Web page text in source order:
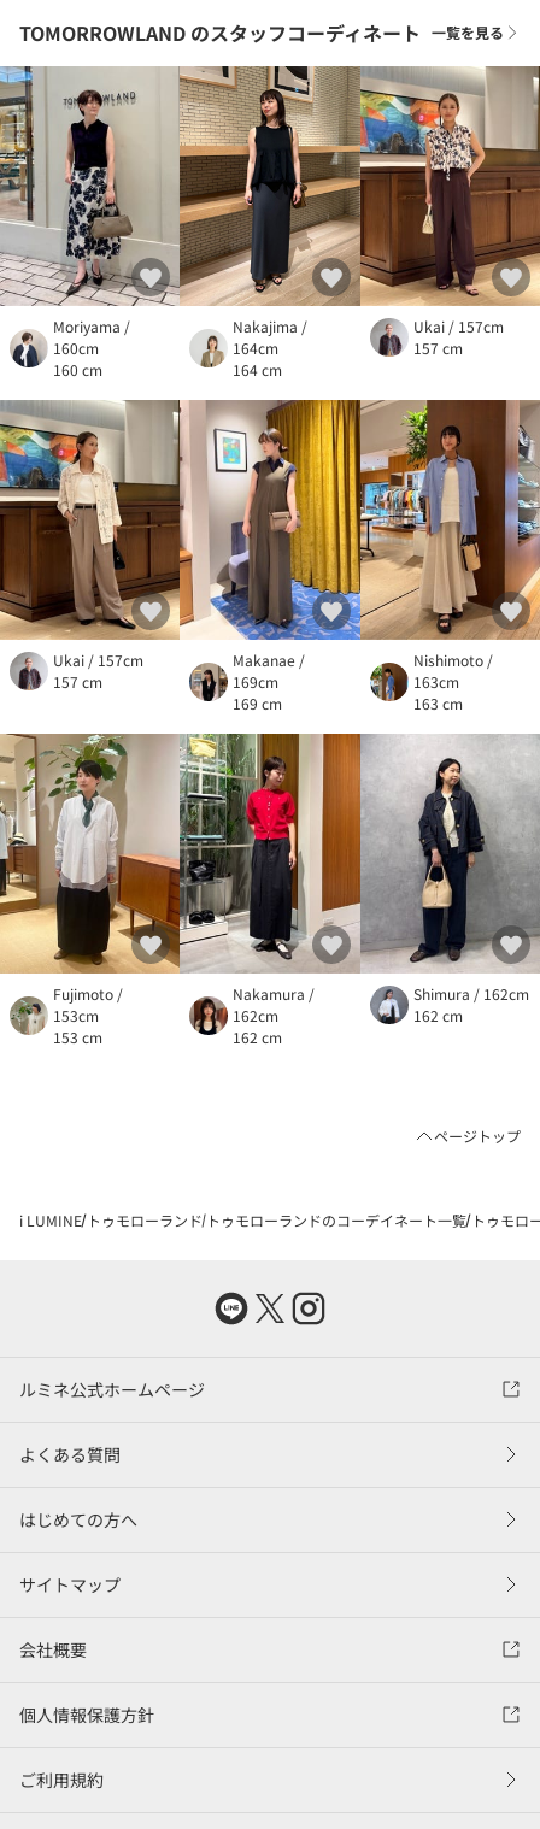
TOMORROWLAND のスタッフコーディネート 一覧を見る
Moriyama /
160cm
160 cm
Nakajima /
164cm
164 cm
Ukai / 157cm
157 cm
Ukai / 157cm
157 cm
Makanae /
169cm
169 cm
Nishimoto /
163cm
163 cm
Fujimoto /
153cm
153 cm
Nakamura /
162cm
162 cm
Shimura / 162cm
162 cm
ページトップ
i LUMINE トゥモローランド トゥモローランドのコーデイネート一覧 トゥモロ
ルミネ公式ホームページ
よくある質問
はじめての方へ
サイトマップ
会社概要
個人情報保護方針
ご利用規約